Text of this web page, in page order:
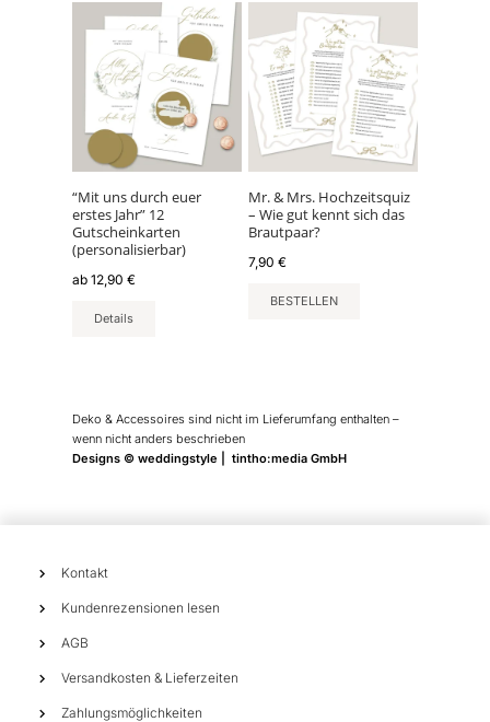
“Mit uns durch euer
erstes Jahr” 12
Gutscheinkarten
(personalisierbar)
ab 12,90 €
Details
Dieses
Produkt
weist
mehrere
Varianten
auf.
Die
Optionen
können
auf
der
Produktseite
gewählt
werden
Mr. & Mrs. Hochzeitsquiz
– Wie gut kennt sich das
Brautpaar?
7,90€
BESTELLEN
Deko & Accessoires sind nicht im Lieferumfang enthalten –
wenn nicht anders beschrieben
Designs © weddingstyle | tintho:media GmbH
Kontakt
Kundenrezensionen lesen
AGB
Versandkosten & Lieferzeiten
Zahlungsmöglichkeiten